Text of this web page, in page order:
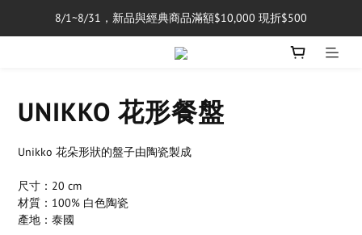
單筆消費滿$5,000享免運費
8/1~8/31，新品與經典商品滿額$10,000 現折$500
單筆消費滿$5,000享免運費
UNIKKO 花形餐盤
Unikko 花朵形狀的盤子由陶瓷製成
尺寸：20 cm
材質：100% 白色陶瓷
產地：泰國